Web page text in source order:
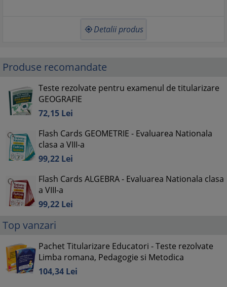
 Detalii produs
Produse recomandate
Teste rezolvate pentru examenul de titularizare
GEOGRAFIE
72,15 Lei
Flash Cards GEOMETRIE - Evaluarea Nationala
clasa a VIII-a
99,22 Lei
Flash Cards ALGEBRA - Evaluarea Nationala clasa
a VIII-a
99,22 Lei
Top vanzari
Pachet Titularizare Educatori - Teste rezolvate
Limba romana, Pedagogie si Metodica
104,34 Lei